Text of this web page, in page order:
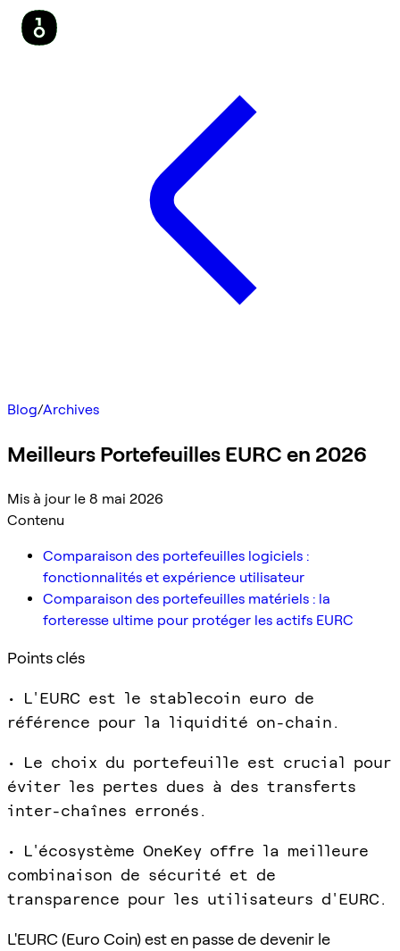
Blog/Archives
Meilleurs Portefeuilles EURC en 2026
Mis à jour le 8 mai 2026
Contenu
Comparaison des portefeuilles logiciels :
fonctionnalités et expérience utilisateur
Comparaison des portefeuilles matériels : la
forteresse ultime pour protéger les actifs EURC
Points clés
• L'EURC est le stablecoin euro de
référence pour la liquidité on-chain.
• Le choix du portefeuille est crucial pour
éviter les pertes dues à des transferts
inter-chaînes erronés.
• L'écosystème OneKey offre la meilleure
combinaison de sécurité et de
transparence pour les utilisateurs d'EURC.
L'EURC (Euro Coin) est en passe de devenir le